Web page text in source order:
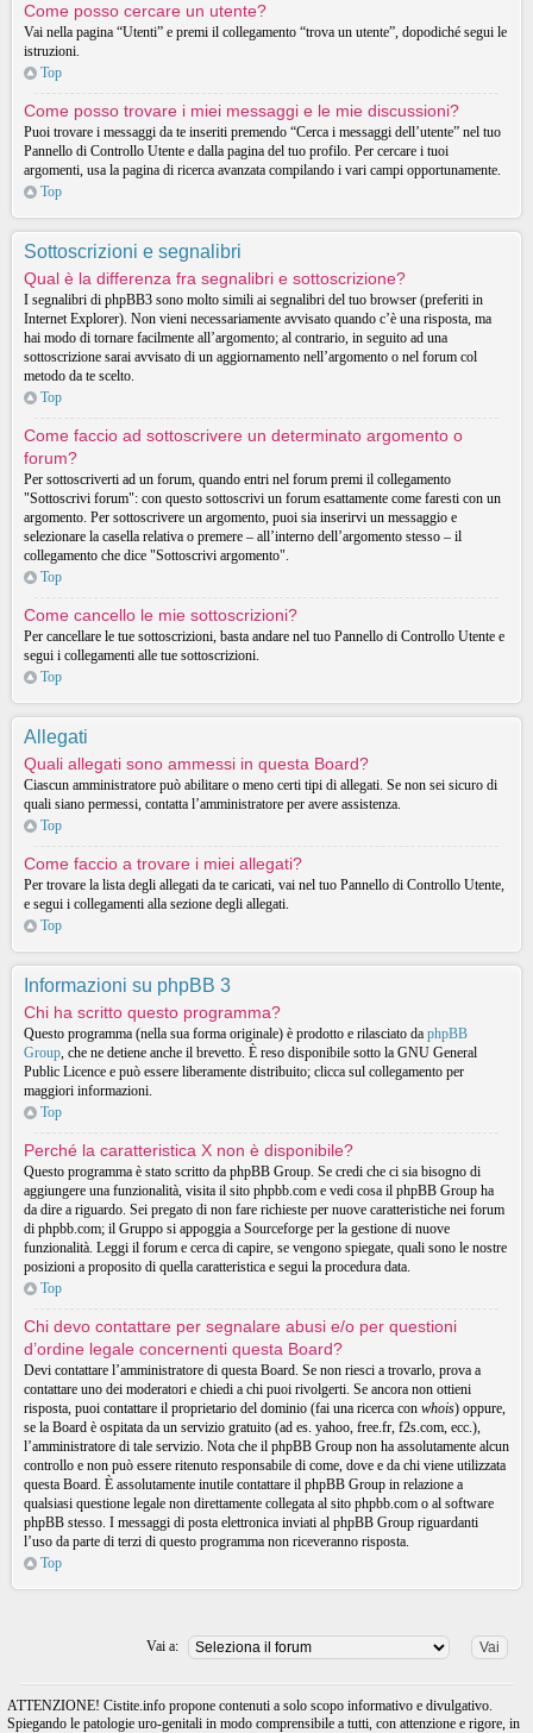
Come posso cercare un utente?
Vai nella pagina “Utenti” e premi il collegamento “trova un utente”, dopodiché segui le
istruzioni.
Top
Come posso trovare i miei messaggi e le mie discussioni?
Puoi trovare i messaggi da te inseriti premendo “Cerca i messaggi dell’utente” nel tuo
Pannello di Controllo Utente e dalla pagina del tuo profilo. Per cercare i tuoi
argomenti, usa la pagina di ricerca avanzata compilando i vari campi opportunamente.
Top
Sottoscrizioni e segnalibri
Qual è la differenza fra segnalibri e sottoscrizione?
I segnalibri di phpBB3 sono molto simili ai segnalibri del tuo browser (preferiti in
Internet Explorer). Non vieni necessariamente avvisato quando c’è una risposta, ma
hai modo di tornare facilmente all’argomento; al contrario, in seguito ad una
sottoscrizione sarai avvisato di un aggiornamento nell’argomento o nel forum col
metodo da te scelto.
Top
Come faccio ad sottoscrivere un determinato argomento o
forum?
Per sottoscriverti ad un forum, quando entri nel forum premi il collegamento
"Sottoscrivi forum": con questo sottoscrivi un forum esattamente come faresti con un
argomento. Per sottoscrivere un argomento, puoi sia inserirvi un messaggio e
selezionare la casella relativa o premere – all’interno dell’argomento stesso – il
collegamento che dice "Sottoscrivi argomento".
Top
Come cancello le mie sottoscrizioni?
Per cancellare le tue sottoscrizioni, basta andare nel tuo Pannello di Controllo Utente e
segui i collegamenti alle tue sottoscrizioni.
Top
Allegati
Quali allegati sono ammessi in questa Board?
Ciascun amministratore può abilitare o meno certi tipi di allegati. Se non sei sicuro di
quali siano permessi, contatta l’amministratore per avere assistenza.
Top
Come faccio a trovare i miei allegati?
Per trovare la lista degli allegati da te caricati, vai nel tuo Pannello di Controllo Utente,
e segui i collegamenti alla sezione degli allegati.
Top
Informazioni su phpBB 3
Chi ha scritto questo programma?
Questo programma (nella sua forma originale) è prodotto e rilasciato da phpBB
Group, che ne detiene anche il brevetto. È reso disponibile sotto la GNU General
Public Licence e può essere liberamente distribuito; clicca sul collegamento per
maggiori informazioni.
Top
Perché la caratteristica X non è disponibile?
Questo programma è stato scritto da phpBB Group. Se credi che ci sia bisogno di
aggiungere una funzionalità, visita il sito phpbb.com e vedi cosa il phpBB Group ha
da dire a riguardo. Sei pregato di non fare richieste per nuove caratteristiche nei forum
di phpbb.com; il Gruppo si appoggia a Sourceforge per la gestione di nuove
funzionalità. Leggi il forum e cerca di capire, se vengono spiegate, quali sono le nostre
posizioni a proposito di quella caratteristica e segui la procedura data.
Top
Chi devo contattare per segnalare abusi e/o per questioni
d’ordine legale concernenti questa Board?
Devi contattare l’amministratore di questa Board. Se non riesci a trovarlo, prova a
contattare uno dei moderatori e chiedi a chi puoi rivolgerti. Se ancora non ottieni
risposta, puoi contattare il proprietario del dominio (fai una ricerca con whois) oppure,
se la Board è ospitata da un servizio gratuito (ad es. yahoo, free.fr, f2s.com, ecc.),
l’amministratore di tale servizio. Nota che il phpBB Group non ha assolutamente alcun
controllo e non può essere ritenuto responsabile di come, dove e da chi viene utilizzata
questa Board. È assolutamente inutile contattare il phpBB Group in relazione a
qualsiasi questione legale non direttamente collegata al sito phpbb.com o al software
phpBB stesso. I messaggi di posta elettronica inviati al phpBB Group riguardanti
l’uso da parte di terzi di questo programma non riceveranno risposta.
Top
Vai a:
ATTENZIONE! Cistite.info propone contenuti a solo scopo informativo e divulgativo.
Spiegando le patologie uro-genitali in modo comprensibile a tutti, con attenzione e rigore, in